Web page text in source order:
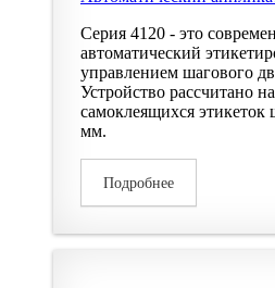
Серия 4120 - это
автоматический
управлением шагового
Устройство рассчитано
самоклеящихся
мм.
Подробнее